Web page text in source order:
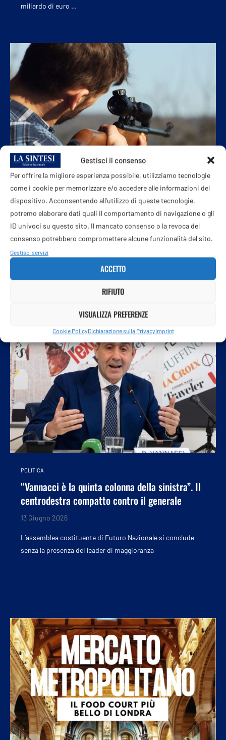
Gestisci il consenso
Per offrire la migliore esperienza possibile, utilizziamo tecnologie
come i cookie per memorizzare e/o accedere alle informazioni del
dispositivo. Acconsentendo all'utilizzo di queste tecnologie,
potremo elaborare dati quali il comportamento di navigazione o gli
ID univoci su questo sito. Il mancato consenso o la revoca del
consenso potrebbero compromettere alcune funzionalità del sito.
Gestisci servizi
ACCETTO
RIFIUTO
VISUALIZZA PREFERENZE
Cookie PolicyDichiarazione sulla PrivacyImprint
miliardo di euro …
POLITICA
La «legge Sparatutto» ottiene il via libera al
Senato
23 Giugno 2026
Con 80 voti favorevoli il ddl caccia che porta la firma di
Malan (FdI) passa ora al vaglio della Camera
POLITICA
“Vannacci è la quinta colonna della sinistra”. Il
centrodestra compatto contro il generale
13 Giugno 2026
L’assemblea costituente di Futuro Nazionale si conclude
senza la presenza dei leader di maggioranza